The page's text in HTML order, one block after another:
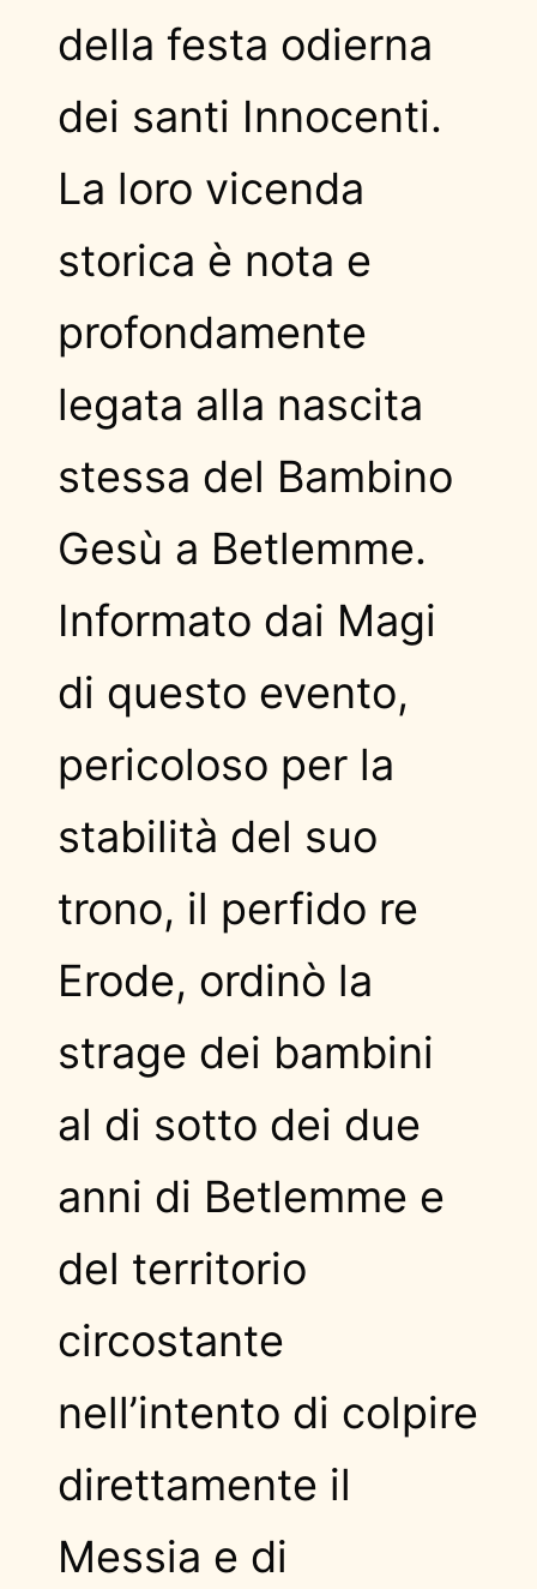
della festa odierna
dei santi Innocenti.
La loro vicenda
storica è nota e
profondamente
legata alla nascita
stessa del Bambino
Gesù a Betlemme.
Informato dai Magi
di questo evento,
pericoloso per la
stabilità del suo
trono, il perfido re
Erode, ordinò la
strage dei bambini
al di sotto dei due
anni di Betlemme e
del territorio
circostante
nell’intento di colpire
direttamente il
Messia e di